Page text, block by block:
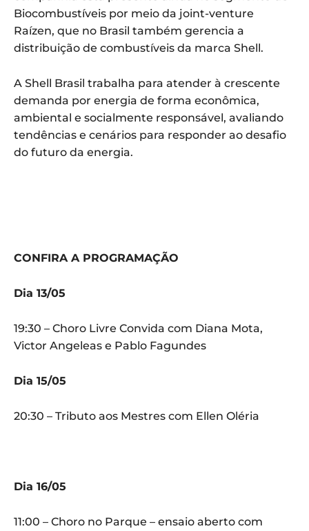
Biocombustíveis por meio da joint-venture
Raízen, que no Brasil também gerencia a
distribuição de combustíveis da marca Shell.
A Shell Brasil trabalha para atender à crescente
demanda por energia de forma econômica,
ambiental e socialmente responsável, avaliando
tendências e cenários para responder ao desafio
do futuro da energia.
CONFIRA A PROGRAMAÇÃO
Dia 13/05
19:30 – Choro Livre Convida com Diana Mota,
Victor Angeleas e Pablo Fagundes
Dia 15/05
20:30 – Tributo aos Mestres com Ellen Oléria
Dia 16/05
11:00 – Choro no Parque – ensaio aberto com